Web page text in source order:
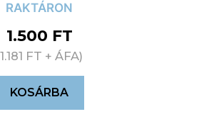
RAKTÁRON
1.500 FT
1.181 FT + ÁFA)
KOSÁRBA